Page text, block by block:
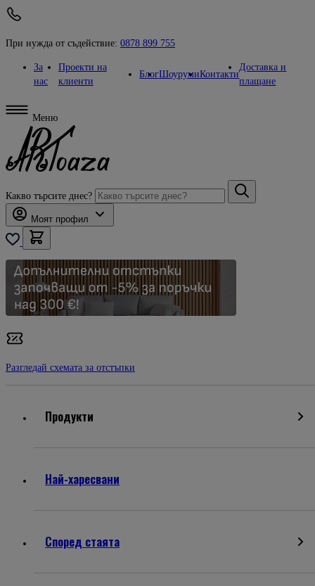
При нужда от съдействие: 0878 899 755
За
нас
Проекти на
клиенти
БлогШоурумиКонтакти
Доставка и
плащане
Меню
Какво търсите днес?
Моят профил
Разгледай схемата за отстъпки
Продукти
Най-харесвани
Според стаята